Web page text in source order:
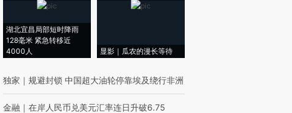
湖北宜昌局部短时降雨
128毫米 紧急转移近
4000人
显影｜瓜农的漫长等待
独家 ｜ 规避封锁 中国超大油轮停靠埃及绕行非洲
金融 ｜ 在岸人民币兑美元汇率连日升破6.75